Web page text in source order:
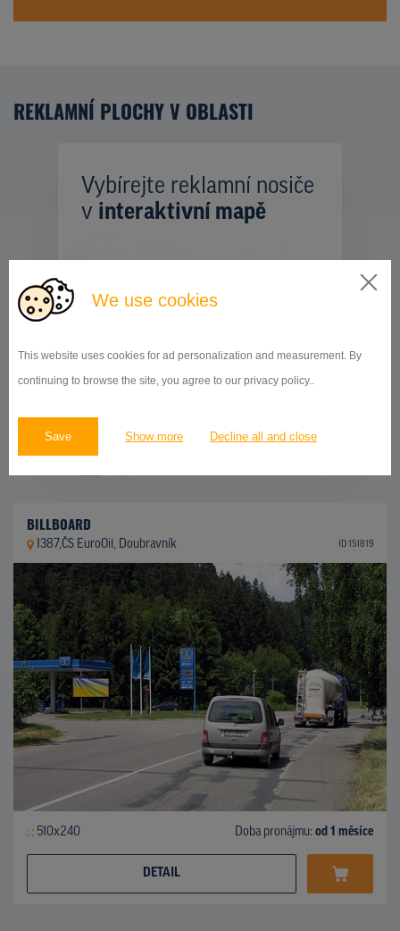
We use cookies
This website uses cookies for ad personalization and measurement. By
continuing to browse the site, you agree to our privacy policy..
Save Show more Decline all and close
REKLAMNÍ PLOCHY V OBLASTI
Vybírejte reklamní nosiče
v interaktivní mapě
BILLBOARD
I387,ČS EuroOil, Doubravník ID 151819
510x240 Doba pronájmu: od 1 měsíce
DETAIL